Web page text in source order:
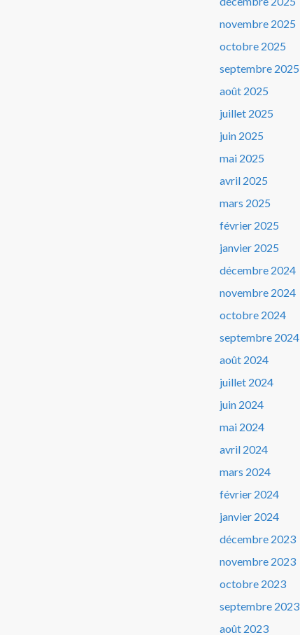
novembre 2025
octobre 2025
septembre 2025
août 2025
juillet 2025
juin 2025
mai 2025
avril 2025
mars 2025
février 2025
janvier 2025
décembre 2024
novembre 2024
octobre 2024
septembre 2024
août 2024
juillet 2024
juin 2024
mai 2024
avril 2024
mars 2024
février 2024
janvier 2024
décembre 2023
novembre 2023
octobre 2023
septembre 2023
août 2023